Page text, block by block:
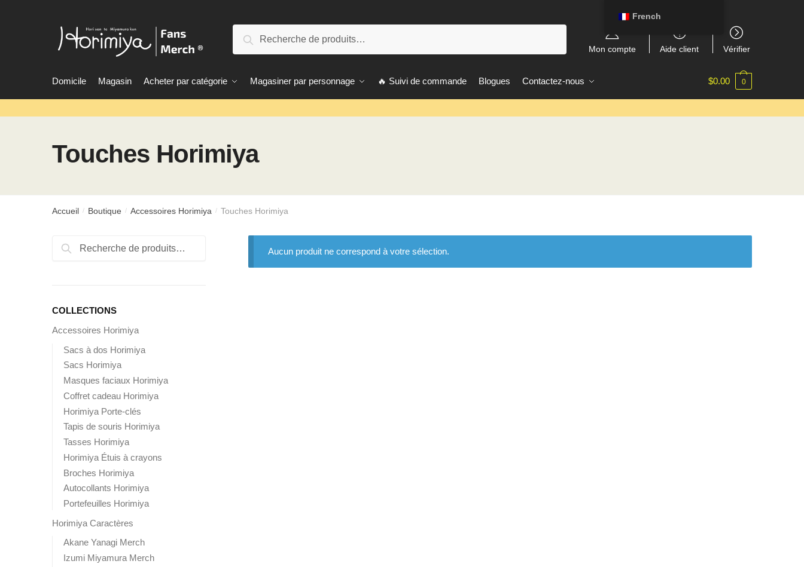
Recherche
Mon compte Aide client Vérifier
Domicile Magasin Acheter par catégorie Magasiner par personnage 🔥 Suivi de commande Blogues Contactez-nous $0.00 0
Touches Horimiya
Accueil / Boutique / Accessoires Horimiya / Touches Horimiya
Aucun produit ne correspond à votre sélection.
Rechercher:
Recherche
COLLECTIONS
Accessoires Horimiya
Sacs à dos Horimiya
Sacs Horimiya
Masques faciaux Horimiya
Coffret cadeau Horimiya
Horimiya Porte-clés
Tapis de souris Horimiya
Tasses Horimiya
Horimiya Étuis à crayons
Broches Horimiya
Autocollants Horimiya
Portefeuilles Horimiya
Horimiya Caractères
Akane Yanagi Merch
Izumi Miyamura Merch
French